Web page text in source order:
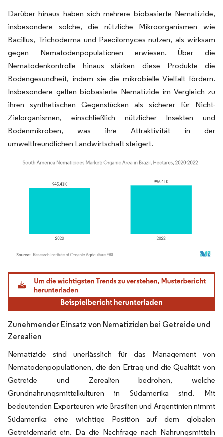
Darüber hinaus haben sich mehrere biobasierte Nematizide,
insbesondere solche, die nützliche Mikroorganismen wie
Bacillus, Trichoderma und Paecilomyces nutzen, als wirksam
gegen Nematodenpopulationen erwiesen. Über die
Nematodenkontrolle hinaus stärken diese Produkte die
Bodengesundheit, indem sie die mikrobielle Vielfalt fördern.
Insbesondere gelten biobasierte Nematizide im Vergleich zu
ihren synthetischen Gegenstücken als sicherer für Nicht-
Zielorganismen, einschließlich nützlicher Insekten und
Bodenmikroben, was ihre Attraktivität in der
umweltfreundlichen Landwirtschaft steigert.
Bild © Mordor Intelligence. Wiederverwendung erfordert Namensnennung gemäß
Zunehmender Einsatz von Nematiziden bei Getreide und
Zerealien
Nematizide sind unerlässlich für das Management von
Nematodenpopulationen, die den Ertrag und die Qualität von
Getreide und Zerealien bedrohen, welche
Grundnahrungsmittelkulturen in Südamerika sind. Mit
bedeutenden Exporteuren wie Brasilien und Argentinien nimmt
Südamerika eine wichtige Position auf dem globalen
Getreidemarkt ein. Da die Nachfrage nach Nahrungsmitteln